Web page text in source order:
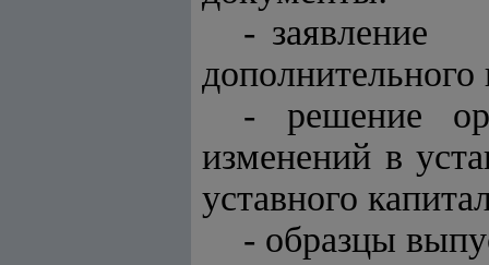
-
- решение
изменений в
уставного
- образцы